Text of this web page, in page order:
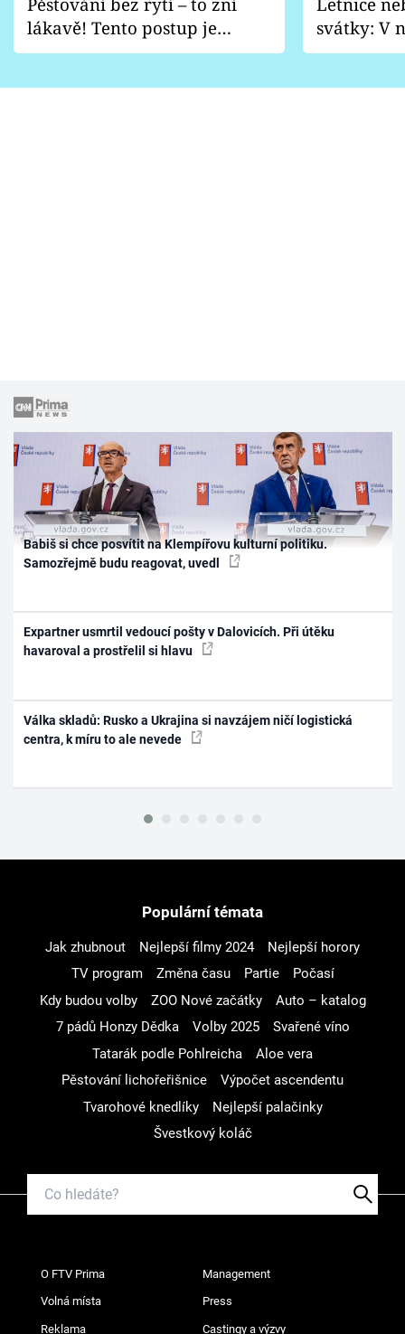
lákavě! Tento postup je
vhodný jen pro některé
svátky: V
pondělí
Babiš si chce posvítit na Klempířovu kulturní politiku.
Samozřejmě budu reagovat, uvedl
Expartner usmrtil vedoucí pošty v Dalovicích. Při útěku
havaroval a prostřelil si hlavu
Válka skladů: Rusko a Ukrajina si navzájem ničí logistická
centra, k míru to ale nevede
Populární témata
Jak zhubnout Nejlepší filmy 2024
Nejlepší horory
TV program
Změna času Partie
Počasí
Kdy budou volby
ZOO Nové začátky
Auto – katalog
7 pádů Honzy Dědka
Volby 2025
Svařené víno
Tatarák podle Pohlreicha
Aloe vera
Pěstování lichořeřišnice
Výpočet ascendentu
Tvarohové knedlíky
Nejlepší palačinky
Švestkový koláč
O FTV Prima Management
Volná místa Press
Reklama Castingy a výzvy